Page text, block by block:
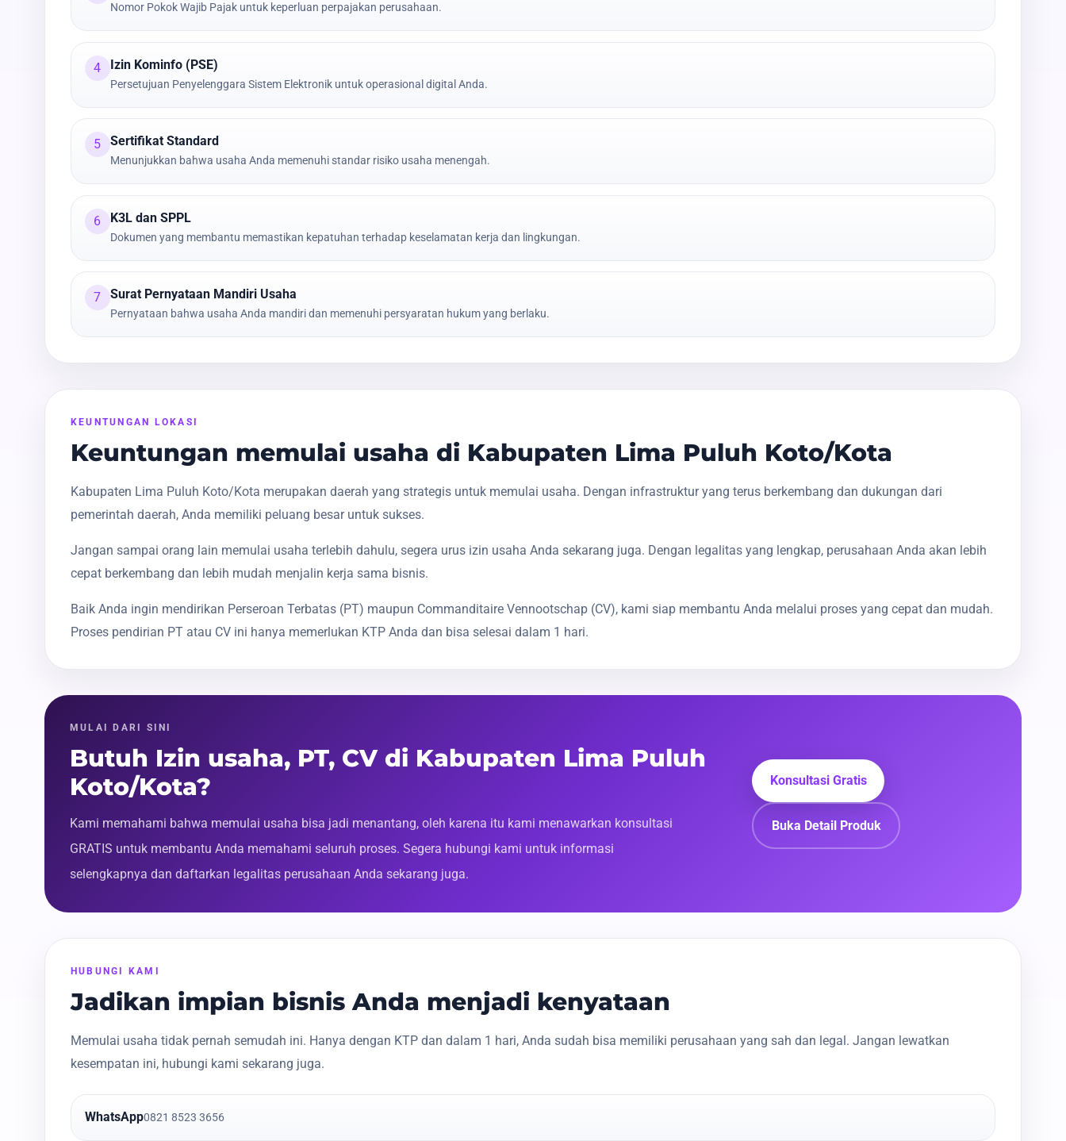
Nomor Pokok Wajib Pajak untuk keperluan perpajakan perusahaan.
4 Izin Kominfo (PSE)
Persetujuan Penyelenggara Sistem Elektronik untuk operasional digital Anda.
5 Sertifikat Standard
Menunjukkan bahwa usaha Anda memenuhi standar risiko usaha menengah.
6 K3L dan SPPL
Dokumen yang membantu memastikan kepatuhan terhadap keselamatan kerja dan lingkungan.
7 Surat Pernyataan Mandiri Usaha
Pernyataan bahwa usaha Anda mandiri dan memenuhi persyaratan hukum yang berlaku.
KEUNTUNGAN LOKASI
Keuntungan memulai usaha di Kabupaten Lima Puluh Koto/Kota
Kabupaten Lima Puluh Koto/Kota merupakan daerah yang strategis untuk memulai usaha. Dengan infrastruktur yang terus berkembang dan dukungan dari
pemerintah daerah, Anda memiliki peluang besar untuk sukses.
Jangan sampai orang lain memulai usaha terlebih dahulu, segera urus izin usaha Anda sekarang juga. Dengan legalitas yang lengkap, perusahaan Anda akan lebih
cepat berkembang dan lebih mudah menjalin kerja sama bisnis.
Baik Anda ingin mendirikan Perseroan Terbatas (PT) maupun Commanditaire Vennootschap (CV), kami siap membantu Anda melalui proses yang cepat dan mudah.
Proses pendirian PT atau CV ini hanya memerlukan KTP Anda dan bisa selesai dalam 1 hari.
MULAI DARI SINI
Butuh Izin usaha, PT, CV di Kabupaten Lima Puluh
Koto/Kota?
Kami memahami bahwa memulai usaha bisa jadi menantang, oleh karena itu kami menawarkan konsultasi
GRATIS untuk membantu Anda memahami seluruh proses. Segera hubungi kami untuk informasi
selengkapnya dan daftarkan legalitas perusahaan Anda sekarang juga.
Konsultasi Gratis
Buka Detail Produk
HUBUNGI KAMI
Jadikan impian bisnis Anda menjadi kenyataan
Memulai usaha tidak pernah semudah ini. Hanya dengan KTP dan dalam 1 hari, Anda sudah bisa memiliki perusahaan yang sah dan legal. Jangan lewatkan
kesempatan ini, hubungi kami sekarang juga.
WhatsApp0821 8523 3656